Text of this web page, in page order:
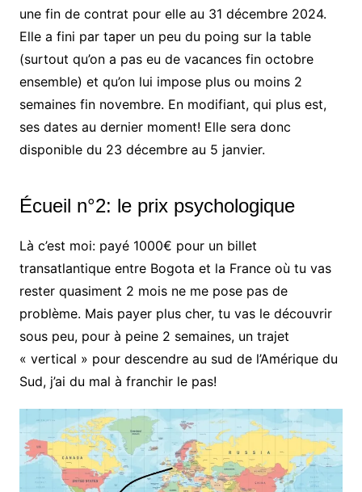
une fin de contrat pour elle au 31 décembre 2024.
Elle a fini par taper un peu du poing sur la table
(surtout qu’on a pas eu de vacances fin octobre
ensemble) et qu’on lui impose plus ou moins 2
semaines fin novembre. En modifiant, qui plus est,
ses dates au dernier moment! Elle sera donc
disponible du 23 décembre au 5 janvier.
Écueil n°2: le prix psychologique
Là c’est moi: payé 1000€ pour un billet
transatlantique entre Bogota et la France où tu vas
rester quasiment 2 mois ne me pose pas de
problème. Mais payer plus cher, tu vas le découvrir
sous peu, pour à peine 2 semaines, un trajet
« vertical » pour descendre au sud de l’Amérique du
Sud, j’ai du mal à franchir le pas!